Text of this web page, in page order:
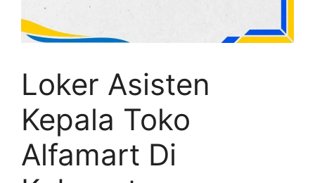
Loker Asisten
Kepala Toko
Alfamart Di